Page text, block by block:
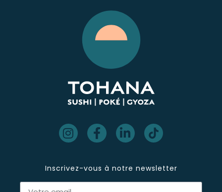
Inscrivez-vous à notre newsletter